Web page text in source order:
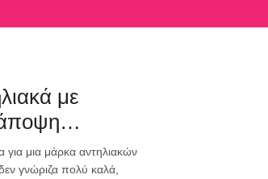
με
άποψη…
μια μάρκα αντηλιακών
γνώριζα πολύ καλά,